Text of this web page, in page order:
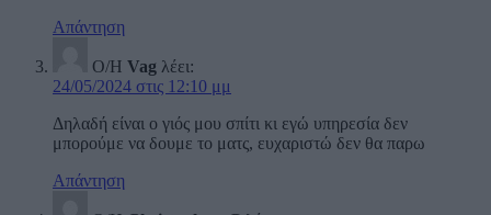
Απάντηση
Ο/Η Vag λέει:
24/05/2024 στις 12:10 μμ
Δηλαδή είναι ο γιός μου σπίτι κι εγώ υπηρεσία δεν
μπορούμε να δουμε το ματς, ευχαριστώ δεν θα παρω
Απάντηση